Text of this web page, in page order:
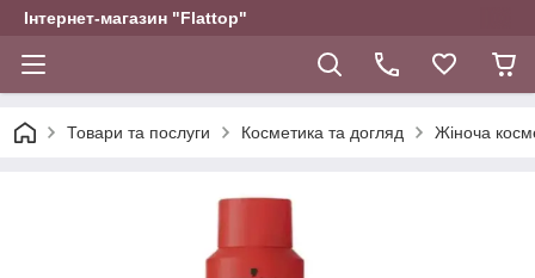
Інтернет-магазин "Flattop"
Товари та послуги Косметика та догляд Жіноча